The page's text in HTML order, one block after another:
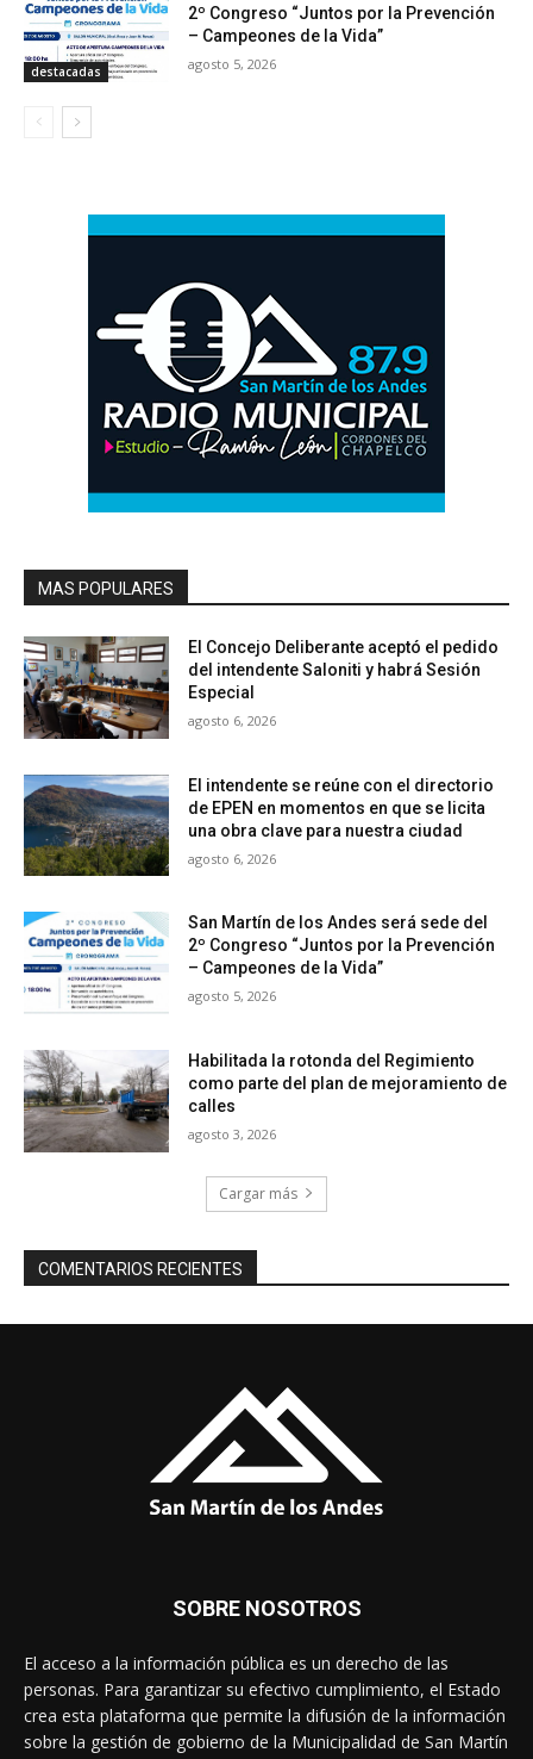
destacadas
2º Congreso “Juntos por la Prevención
– Campeones de la Vida”
agosto 5, 2026
MAS POPULARES
El Concejo Deliberante aceptó el pedido
del intendente Saloniti y habrá Sesión
Especial
agosto 6, 2026
El intendente se reúne con el directorio
de EPEN en momentos en que se licita
una obra clave para nuestra ciudad
agosto 6, 2026
San Martín de los Andes será sede del
2º Congreso “Juntos por la Prevención
– Campeones de la Vida”
agosto 5, 2026
Habilitada la rotonda del Regimiento
como parte del plan de mejoramiento de
calles
agosto 3, 2026
Cargar más
COMENTARIOS RECIENTES
SOBRE NOSOTROS
El acceso a la información pública es un derecho de las
personas. Para garantizar su efectivo cumplimiento, el Estado
crea esta plataforma que permite la difusión de la información
sobre la gestión de gobierno de la Municipalidad de San Martín